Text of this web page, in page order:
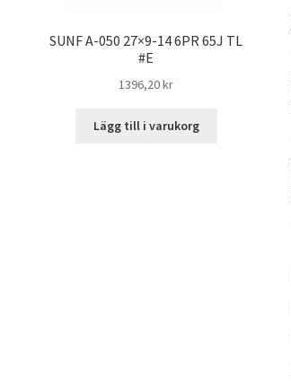
SUNF A-050 27×9-14 6PR 65J TL
#E
1396,20 kr
Lägg till i varukorg